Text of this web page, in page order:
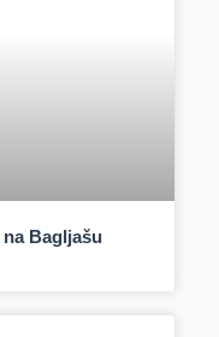
Bagljašu